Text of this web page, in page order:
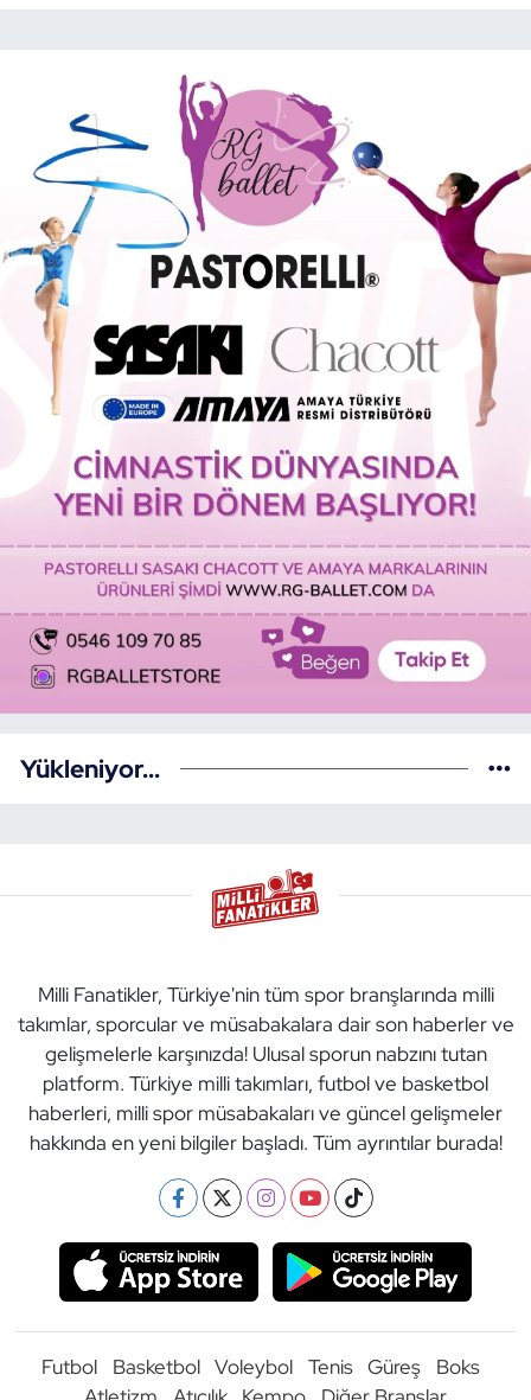
Yükleniyor...
Milli Fanatikler, Türkiye'nin tüm spor branşlarında milli
takımlar, sporcular ve müsabakalara dair son haberler ve
gelişmelerle karşınızda! Ulusal sporun nabzını tutan
platform. Türkiye milli takımları, futbol ve basketbol
haberleri, milli spor müsabakaları ve güncel gelişmeler
hakkında en yeni bilgiler başladı. Tüm ayrıntılar burada!
Futbol Basketbol Voleybol Tenis Güreş
Boks